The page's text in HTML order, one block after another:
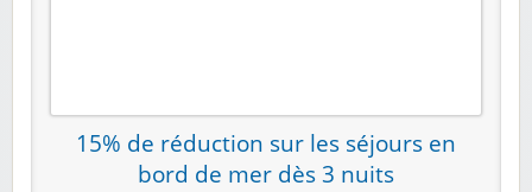
15% de réduction sur les séjours en
bord de mer dès 3 nuits